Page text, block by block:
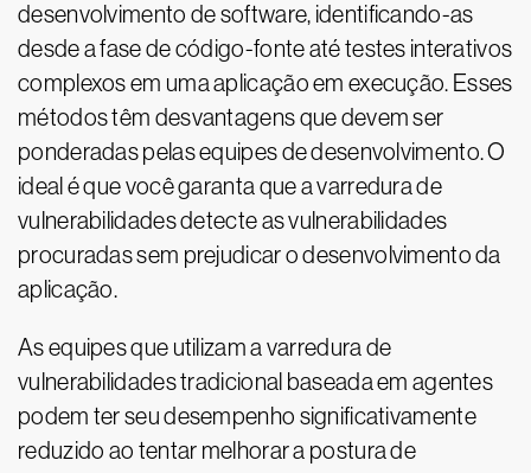
desenvolvimento de software, identificando-as
desde a fase de código-fonte até testes interativos
complexos em uma aplicação em execução. Esses
métodos têm desvantagens que devem ser
ponderadas pelas equipes de desenvolvimento. O
ideal é que você garanta que a varredura de
vulnerabilidades detecte as vulnerabilidades
procuradas sem prejudicar o desenvolvimento da
aplicação.
As equipes que utilizam a varredura de
vulnerabilidades tradicional baseada em agentes
podem ter seu desempenho significativamente
reduzido ao tentar melhorar a postura de